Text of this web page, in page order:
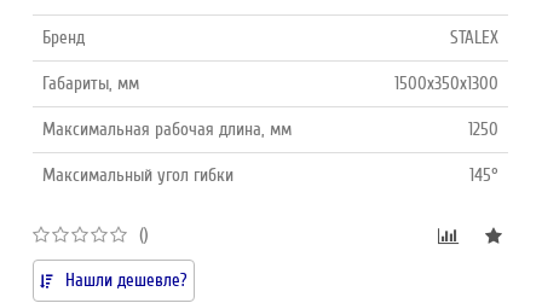
Бренд STALEX
Габариты, мм 1500х350х1300
Максимальная рабочая длина, мм 1250
Максимальный угол гибки 145°
()
Нашли дешевле?